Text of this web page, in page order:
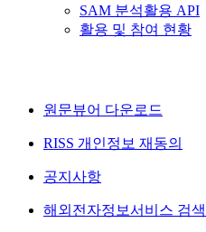
SAM 분석활용 API
활용 및 참여 현황
원문뷰어 다운로드
RISS 개인정보 재동의
공지사항
해외전자정보서비스 검색